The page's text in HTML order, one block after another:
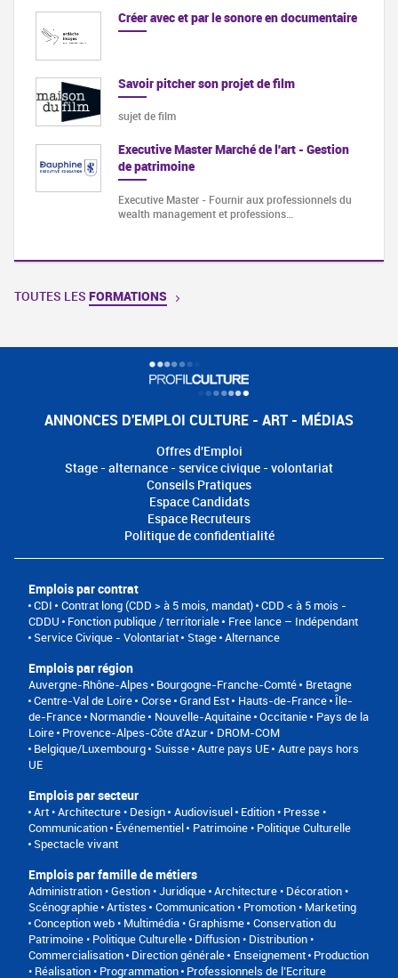
Créer avec et par le sonore en documentaire
Savoir pitcher son projet de film
sujet de film
Executive Master Marché de l'art - Gestion
de patrimoine
Executive Master - Fournir aux professionnels du
wealth management et professions…
TOUTES LES FORMATIONS
ANNONCES D'EMPLOI CULTURE - ART - MÉDIAS
Offres d'Emploi
Stage - alternance - service civique - volontariat
Conseils Pratiques
Espace Candidats
Espace Recruteurs
Politique de confidentialité
Emplois par contrat
CDI Contrat long (CDD > à 5 mois, mandat) CDD < à 5 mois -
CDDU
Fonction publique / territoriale
Free lance – Indépendant
Service Civique - Volontariat
Stage Alternance
Emplois par région
Auvergne-Rhône-Alpes Bourgogne-Franche-Comté
Bretagne
Centre-Val de Loire Corse Grand Est Hauts-de-France Île-
de-France Normandie Nouvelle-Aquitaine Occitanie
Pays de la
Loire Provence-Alpes-Côte d'Azur
DROM-COM
Belgique/Luxembourg
Suisse Autre pays UE Autre pays hors
UE
Emplois par secteur
Art • Architecture • Design Audiovisuel Edition • Presse •
Communication Événementiel
Patrimoine • Politique Culturelle
Spectacle vivant
Emplois par famille de métiers
Administration • Gestion • Juridique Architecture • Décoration •
Scénographie Artistes
Communication • Promotion • Marketing
Conception web • Multimédia • Graphisme Conservation du
Patrimoine • Politique Culturelle Diffusion • Distribution •
Commercialisation Direction générale Enseignement Production
• Réalisation • Programmation Professionnels de l’Ecriture